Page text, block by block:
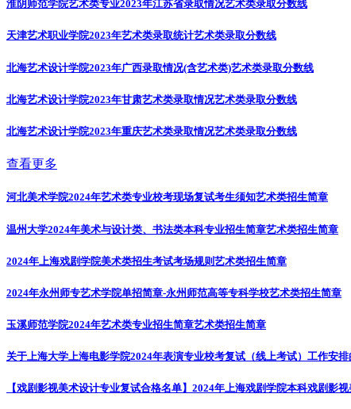
淮阴师范学院艺术类专业2023年江苏省录取情况艺术类录取分数线
天津艺术职业学院2023年艺术类录取统计艺术类录取分数线
北海艺术设计学院2023年广西录取情况(含艺术类)艺术类录取分数线
北海艺术设计学院2023年甘肃艺术类录取情况艺术类录取分数线
北海艺术设计学院2023年重庆艺术类录取情况艺术类录取分数线
查看更多
河北美术学院2024年艺术类专业校考现场复试考生须知艺术类招生简章
温州大学2024年美术与设计类、书法类本科专业招生简章艺术类招生简章
2024年上海戏剧学院美术类招生考试考场规则艺术类招生简章
2024年永州师专艺术学院单招简章-永州师范高等专科学校艺术类招生简章
玉溪师范学院2024年艺术类专业招生简章艺术类招生简章
关于上海大学上海电影学院2024年表演专业校考复试（线上考试）工作安
【戏剧影视美术设计专业复试合格名单】2024年上海戏剧学院本科戏剧影